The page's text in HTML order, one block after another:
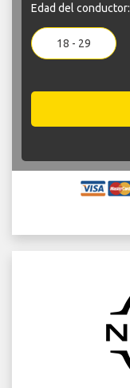
Edad del conductor:
18 - 29